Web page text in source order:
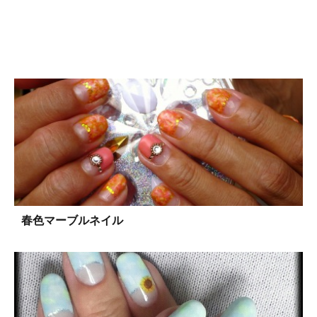
春色マーブルネイル